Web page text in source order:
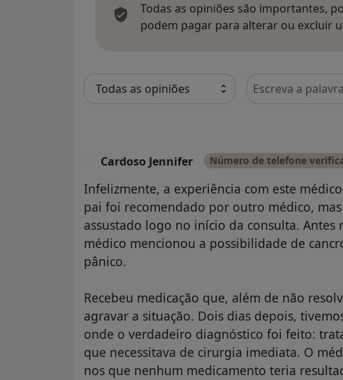
Todas as opiniões são importantes,
podem pagar para alterar ou excluir
Pesquisar em
Cardoso Jennifer Número de telefone
Infelizmente, a experiência com este
pai foi recomendado por outro médico,
assustado logo no início da consulta. Antes
médico mencionou a possibilidade de
pânico.
Recebeu medicação que, além de não
agravar a situação. Dois dias depois,
onde o verdadeiro diagnóstico foi feito:
que necessitava de cirurgia imediata. O
nos que nenhum medicamento teria